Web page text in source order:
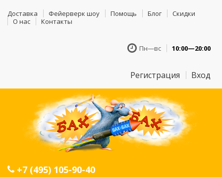
Доставка Фейерверк шоу Помощь Блог
Скидки
О нас
Контакты
Пн—вс 10:00—20:00
Регистрация Вход
+7 (495) 105-90-40